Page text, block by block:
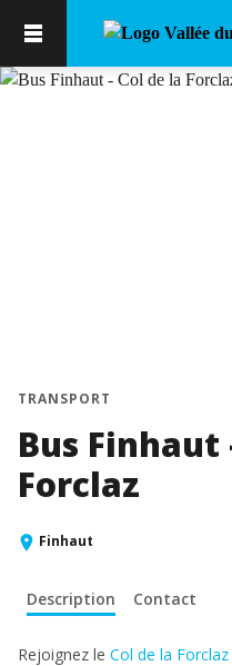
TRANSPORT
Bus Finhaut
Forclaz
Finhaut
Description Contact
Rejoignez le Col de la Forclaz